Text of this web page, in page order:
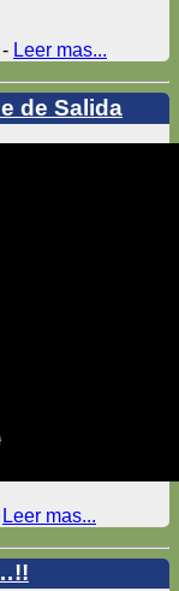
Leer mas...
de Salida
Leer mas...